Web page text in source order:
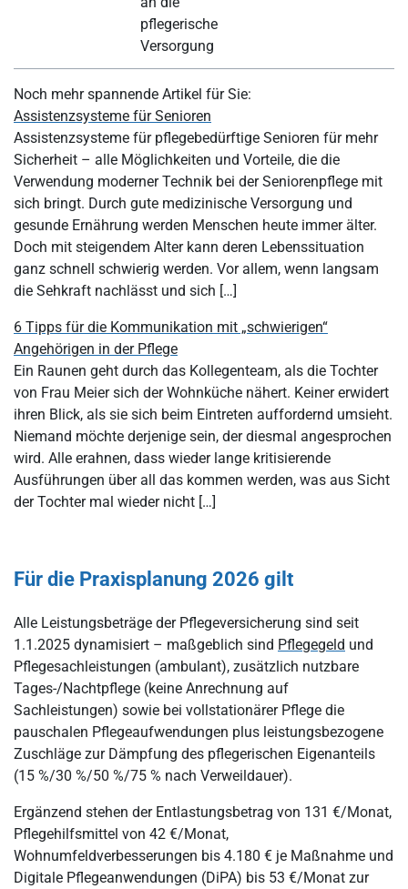
pflegerische
Versorgung
Noch mehr spannende Artikel für Sie:
Assistenzsysteme für Senioren
Assistenzsysteme für pflegebedürftige Senioren für mehr
Sicherheit – alle Möglichkeiten und Vorteile, die die
Verwendung moderner Technik bei der Seniorenpflege mit
sich bringt. Durch gute medizinische Versorgung und
gesunde Ernährung werden Menschen heute immer älter.
Doch mit steigendem Alter kann deren Lebenssituation
ganz schnell schwierig werden. Vor allem, wenn langsam
die Sehkraft nachlässt und sich […]
6 Tipps für die Kommunikation mit „schwierigen“
Angehörigen in der Pflege
Ein Raunen geht durch das Kollegenteam, als die Tochter
von Frau Meier sich der Wohnküche nähert. Keiner erwidert
ihren Blick, als sie sich beim Eintreten auffordernd umsieht.
Niemand möchte derjenige sein, der diesmal angesprochen
wird. Alle erahnen, dass wieder lange kritisierende
Ausführungen über all das kommen werden, was aus Sicht
der Tochter mal wieder nicht […]
Für die Praxisplanung 2026 gilt
Alle Leistungsbeträge der Pflegeversicherung sind seit
1.1.2025 dynamisiert – maßgeblich sind Pflegegeld und
Pflegesachleistungen (ambulant), zusätzlich nutzbare
Tages-/Nachtpflege (keine Anrechnung auf
Sachleistungen) sowie bei vollstationärer Pflege die
pauschalen Pflegeaufwendungen plus leistungsbezogene
Zuschläge zur Dämpfung des pflegerischen Eigenanteils
(15 %/30 %/50 %/75 % nach Verweildauer).
Ergänzend stehen der Entlastungsbetrag von 131 €/Monat,
Pflegehilfsmittel von 42 €/Monat,
Wohnumfeldverbesserungen bis 4.180 € je Maßnahme und
Digitale Pflegeanwendungen (DiPA) bis 53 €/Monat zur